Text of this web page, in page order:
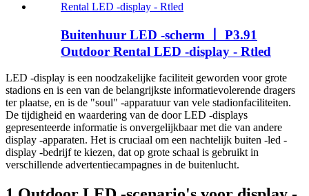
Buitenhuur LED -scherm 丨 P3.91
Outdoor Rental LED -display - Rtled
LED -display is een noodzakelijke faciliteit geworden voor grote
stadions en is een van de belangrijkste informatievolerende dragers
ter plaatse, en is de "soul" -apparatuur van vele stadionfaciliteiten.
De tijdigheid en waardering van de door LED -displays
gepresenteerde informatie is onvergelijkbaar met die van andere
display -apparaten. Het is cruciaal om een ​​nachtelijk buiten -led -
display -bedrijf te kiezen, dat op grote schaal is gebruikt in
verschillende advertentiecampagnes in de buitenlucht.